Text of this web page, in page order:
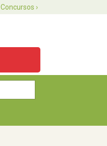
Concursos ›